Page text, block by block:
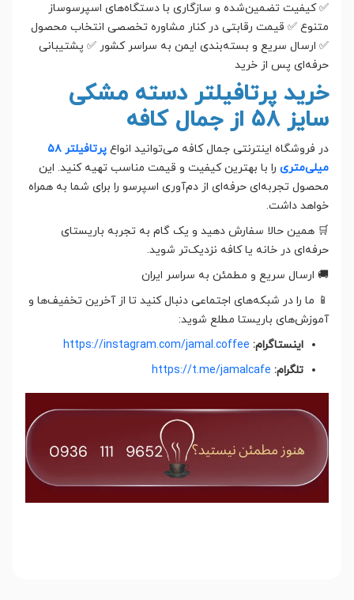
✅ کیفیت تضمین‌شده و سازگاری با دستگاه‌های اسپرسوساز
متنوع ✅ قیمت رقابتی در کنار مشاوره تخصصی انتخاب محصول
✅ ارسال سریع و بسته‌بندی ایمن به سراسر کشور ✅ پشتیبانی
حرفه‌ای پس از خرید
خرید پرتافیلتر دسته مشکی
سایز ۵۸ از جمال کافه
در فروشگاه اینترنتی جمال کافه می‌توانید انواع
پرتافیلتر ۵۸
میلی‌متری را با بهترین کیفیت و قیمت مناسب تهیه کنید. این
محصول تجربه‌ای حرفه‌ای از دم‌آوری اسپرسو را برای شما به همراه
خواهد داشت.
🛒 همین حالا سفارش دهید و یک گام به تجربه باریستای
حرفه‌ای در خانه یا کافه نزدیک‌تر شوید.
🚚 ارسال سریع و مطمئن به سراسر ایران
📱 ما را در شبکه‌های اجتماعی دنبال کنید تا از آخرین تخفیف‌ها و
آموزش‌های باریستا مطلع شوید:
اینستاگرام: https://instagram.com/jamal.coffee
تلگرام: https://t.me/jamalcafe